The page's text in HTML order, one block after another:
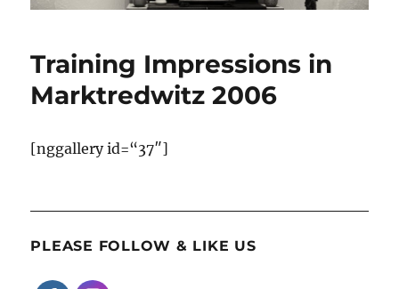
Training Impressions in
Marktredwitz 2006
[nggallery id=“37″]
PLEASE FOLLOW & LIKE US